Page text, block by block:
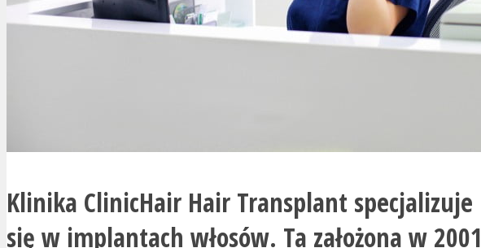
Klinika ClinicHair Hair Transplant specjalizuje
się w implantach włosów. Ta założona w 2001